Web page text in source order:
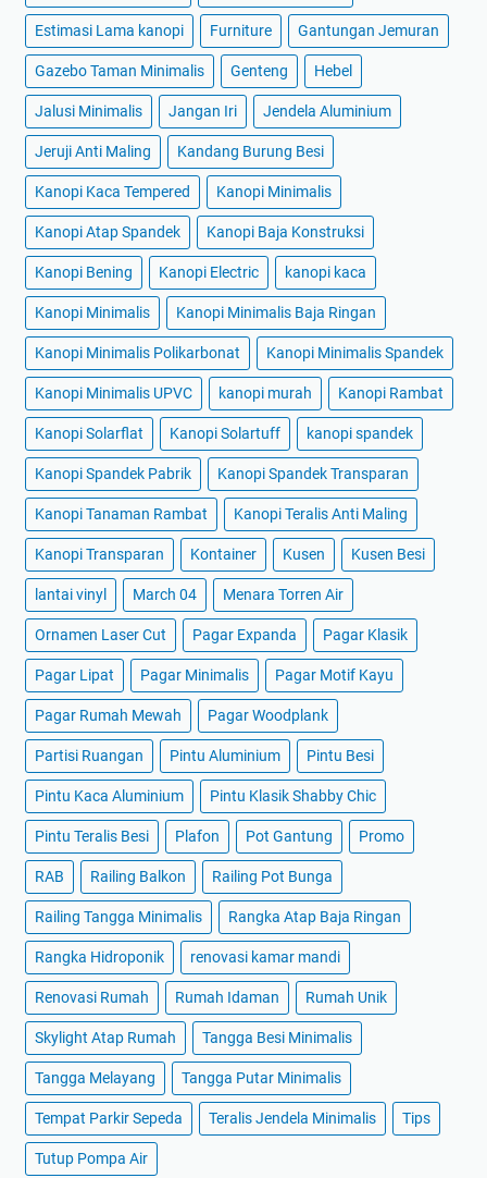
Estimasi Lama kanopi Furniture Gantungan Jemuran
Gazebo Taman Minimalis Genteng Hebel
Jalusi Minimalis Jangan Iri Jendela Aluminium
Jeruji Anti Maling Kandang Burung Besi
Kanopi Kaca Tempered Kanopi Minimalis
Kanopi Atap Spandek Kanopi Baja Konstruksi
Kanopi Bening Kanopi Electric kanopi kaca
Kanopi Minimalis Kanopi Minimalis Baja Ringan
Kanopi Minimalis Polikarbonat Kanopi Minimalis Spandek
Kanopi Minimalis UPVC kanopi murah Kanopi Rambat
Kanopi Solarflat Kanopi Solartuff kanopi spandek
Kanopi Spandek Pabrik Kanopi Spandek Transparan
Kanopi Tanaman Rambat Kanopi Teralis Anti Maling
Kanopi Transparan Kontainer Kusen Kusen Besi
lantai vinyl March 04 Menara Torren Air
Ornamen Laser Cut Pagar Expanda Pagar Klasik
Pagar Lipat Pagar Minimalis Pagar Motif Kayu
Pagar Rumah Mewah Pagar Woodplank
Partisi Ruangan Pintu Aluminium Pintu Besi
Pintu Kaca Aluminium Pintu Klasik Shabby Chic
Pintu Teralis Besi Plafon Pot Gantung Promo
RAB Railing Balkon Railing Pot Bunga
Railing Tangga Minimalis Rangka Atap Baja Ringan
Rangka Hidroponik renovasi kamar mandi
Renovasi Rumah Rumah Idaman Rumah Unik
Skylight Atap Rumah Tangga Besi Minimalis
Tangga Melayang Tangga Putar Minimalis
Tempat Parkir Sepeda Teralis Jendela Minimalis Tips
Tutup Pompa Air